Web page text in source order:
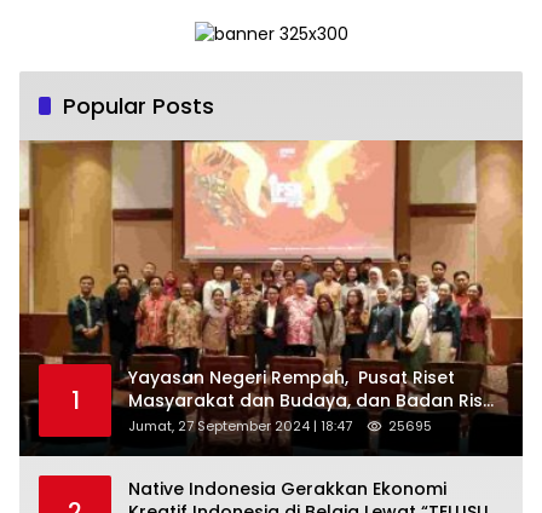
Sastra.
Popular Posts
1
Yayasan Negeri Rempah, Pusat Riset
Masyarakat dan Budaya, dan Badan Riset
dan Inovasi Nasional ( BRIN ) Sukses
Gelar International Forum on Spice
Jumat, 27 September 2024 | 18:47 25695
Native Indonesia Gerakkan Ekonomi